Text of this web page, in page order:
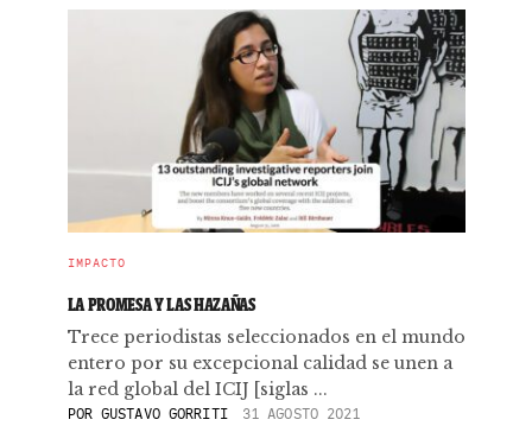
IMPACTO
LA PROMESA Y LAS HAZAÑAS
Trece periodistas seleccionados en el mundo
entero por su excepcional calidad se unen a
la red global del ICIJ [siglas ...
POR GUSTAVO GORRITI 31 AGOSTO 2021